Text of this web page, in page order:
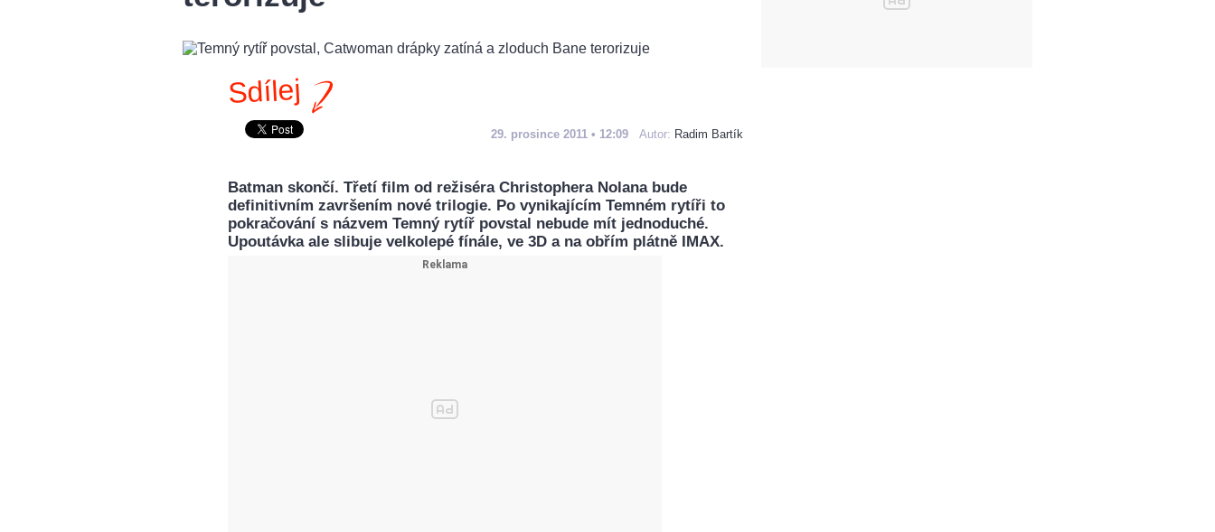
Sdílej
29. prosince 2011 • 12:09 Autor: Radim Bartík
Batman skončí. Třetí film od režiséra Christophera Nolana bude
definitivním završením nové trilogie. Po vynikajícím Temném rytíři to
pokračování s názvem Temný rytíř povstal nebude mít jednoduché.
Upoutávka ale slibuje velkolepé fínále, ve 3D a na obřím plátně IMAX.